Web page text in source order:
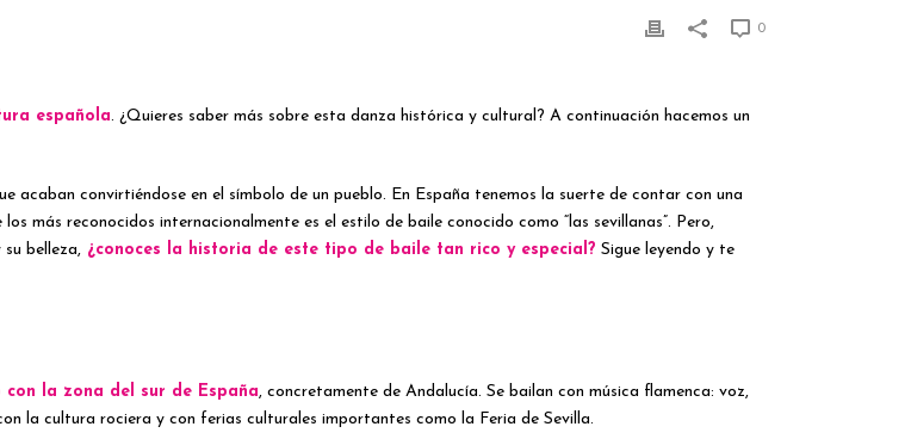
0
española. ¿Quieres saber más sobre esta danza histórica y cultural? A continuación hacemos un
acaban convirtiéndose en el símbolo de un pueblo. En España tenemos la suerte de contar con una
más reconocidos internacionalmente es el estilo de baile conocido como “las sevillanas”. Pero,
belleza, ¿conoces la historia de este tipo de baile tan rico y especial? Sigue leyendo y te
la zona del sur de España, concretamente de Andalucía. Se bailan con música flamenca: voz,
la cultura rociera y con ferias culturales importantes como la Feria de Sevilla.